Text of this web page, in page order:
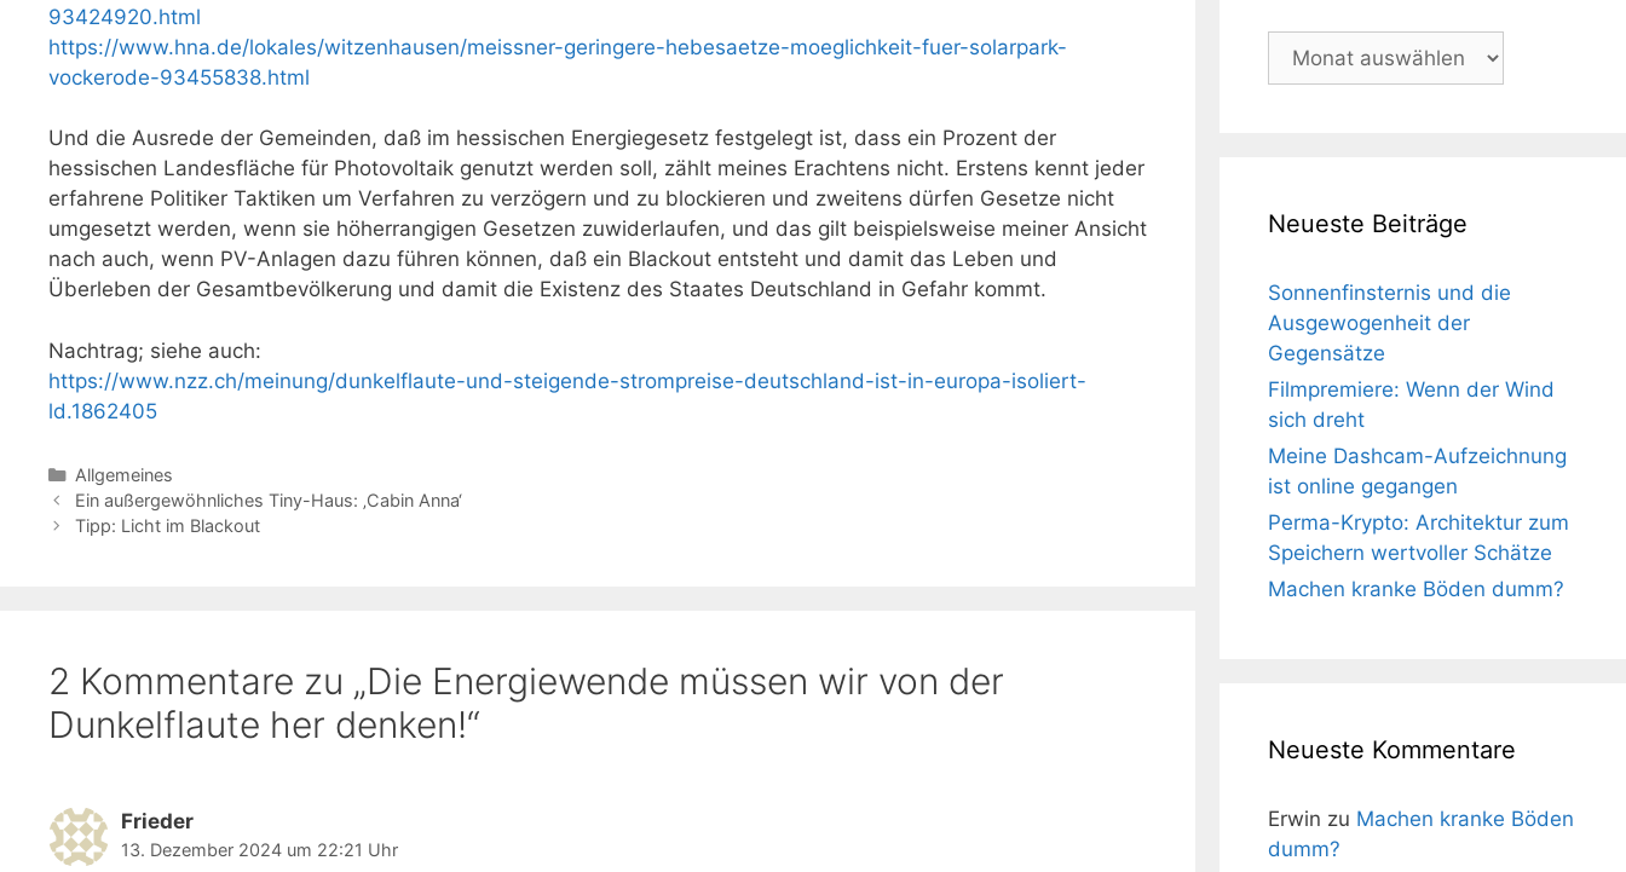
93424920.html
https://www.hna.de/lokales/witzenhausen/meissner-geringere-hebesaetze-moeglichkeit-fuer-solarpark-
vockerode-93455838.html
Und die Ausrede der Gemeinden, daß im hessischen Energiegesetz festgelegt ist, dass ein Prozent der
hessischen Landesfläche für Photovoltaik genutzt werden soll, zählt meines Erachtens nicht. Erstens kennt jeder
erfahrene Politiker Taktiken um Verfahren zu verzögern und zu blockieren und zweitens dürfen Gesetze nicht
umgesetzt werden, wenn sie höherrangigen Gesetzen zuwiderlaufen, und das gilt beispielsweise meiner Ansicht
nach auch, wenn PV-Anlagen dazu führen können, daß ein Blackout entsteht und damit das Leben und
Überleben der Gesamtbevölkerung und damit die Existenz des Staates Deutschland in Gefahr kommt.
Nachtrag; siehe auch:
https://www.nzz.ch/meinung/dunkelflaute-und-steigende-strompreise-deutschland-ist-in-europa-isoliert-
ld.1862405
Kategorien
Allgemeines
Ein außergewöhnliches Tiny-Haus: ‚Cabin Anna‘
Tipp: Licht im Blackout
2 Kommentare zu „Die Energiewende müssen wir von der
Dunkelflaute her denken!“
Frieder
13. Dezember 2024 um 22:21 Uhr
Archiv
Neueste Beiträge
Sonnenfinsternis und die
Ausgewogenheit der
Gegensätze
Filmpremiere: Wenn der Wind
sich dreht
Meine Dashcam-Aufzeichnung
ist online gegangen
Perma-Krypto: Architektur zum
Speichern wertvoller Schätze
Machen kranke Böden dumm?
Neueste Kommentare
Erwin zu Machen kranke Böden
dumm?